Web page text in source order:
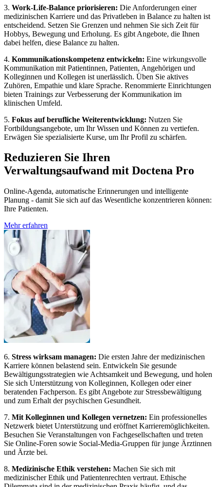
3. Work-Life-Balance priorisieren: Die Anforderungen einer
medizinischen Karriere und das Privatleben in Balance zu halten ist
entscheidend. Setzen Sie Grenzen und nehmen Sie sich Zeit für
Hobbys, Bewegung und Erholung. Es gibt Angebote, die Ihnen
dabei helfen, diese Balance zu halten.
4. Kommunikationskompetenz entwickeln: Eine wirkungsvolle
Kommunikation mit Patientinnen, Patienten, Angehörigen und
Kolleginnen und Kollegen ist unerlässlich. Üben Sie aktives
Zuhören, Empathie und klare Sprache. Renommierte Einrichtungen
bieten Trainings zur Verbesserung der Kommunikation im
klinischen Umfeld.
5. Fokus auf berufliche Weiterentwicklung: Nutzen Sie
Fortbildungsangebote, um Ihr Wissen und Können zu vertiefen.
Erwägen Sie spezialisierte Kurse, um Ihr Profil zu schärfen.
Reduzieren Sie Ihren
Verwaltungsaufwand mit Doctena Pro
Online-Agenda, automatische Erinnerungen und intelligente
Planung - damit Sie sich auf das Wesentliche konzentrieren können:
Ihre Patienten.
Mehr erfahren
6. Stress wirksam managen: Die ersten Jahre der medizinischen
Karriere können belastend sein. Entwickeln Sie gesunde
Bewältigungsstrategien wie Achtsamkeit und Bewegung, und holen
Sie sich Unterstützung von Kolleginnen, Kollegen oder einer
beratenden Fachperson. Es gibt Angebote zur Stressbewältigung
und zum Erhalt der psychischen Gesundheit.
7. Mit Kolleginnen und Kollegen vernetzen: Ein professionelles
Netzwerk bietet Unterstützung und eröffnet Karrieremöglichkeiten.
Besuchen Sie Veranstaltungen von Fachgesellschaften und treten
Sie Online-Foren sowie Social-Media-Gruppen für junge Ärztinnen
und Ärzte bei.
8. Medizinische Ethik verstehen: Machen Sie sich mit
medizinischer Ethik und Patientenrechten vertraut. Ethische